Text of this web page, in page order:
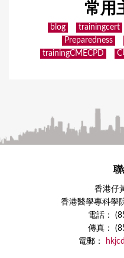
常用
blog trainingcert
Preparedness
trainingCMECPD
香港仔
香港醫學專科學
電話：
傳真：
電郵：